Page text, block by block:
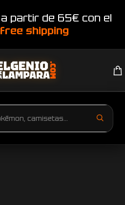
a partir de 65€ con el
free shipping